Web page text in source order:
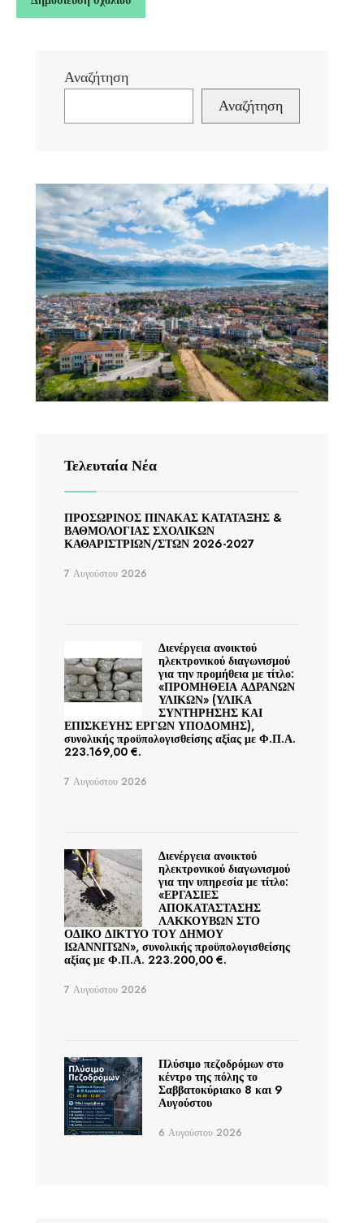
Αναζήτηση
Αναζήτηση
Τελευταία Νέα
ΠΡΟΣΩΡΙΝΟΣ ΠΙΝΑΚΑΣ ΚΑΤΑΤΑΞΗΣ &
ΒΑΘΜΟΛΟΓΙΑΣ ΣΧΟΛΙΚΩΝ
ΚΑΘΑΡΙΣΤΡΙΩΝ/ΣΤΩΝ 2026-2027
7 Αυγούστου 2026
Διενέργεια ανοικτού
ηλεκτρονικού διαγωνισμού
για την προμήθεια με τίτλο:
«ΠΡΟΜΗΘΕΙΑ ΑΔΡΑΝΩΝ
ΥΛΙΚΩΝ» (ΥΛΙΚΑ
ΣΥΝΤΗΡΗΣΗΣ ΚΑΙ
ΕΠΙΣΚΕΥΗΣ ΕΡΓΩΝ ΥΠΟΔΟΜΗΣ),
συνολικής προϋπολογισθείσης αξίας με Φ.Π.Α.
223.169,00 €.
7 Αυγούστου 2026
Διενέργεια ανοικτού
ηλεκτρονικού διαγωνισμού
για την υπηρεσία με τίτλο:
«ΕΡΓΑΣΙΕΣ
ΑΠΟΚΑΤΑΣΤΑΣΗΣ
ΛΑΚΚΟΥΒΩΝ ΣΤΟ
ΟΔΙΚΟ ΔΙΚΤΥΟ ΤΟΥ ΔΗΜΟΥ
ΙΩΑΝΝΙΤΩΝ», συνολικής προϋπολογισθείσης
αξίας με Φ.Π.Α. 223.200,00 €.
7 Αυγούστου 2026
Πλύσιμο πεζοδρόμων στο
κέντρο της πόλης το
Σαββατοκύριακο 8 και 9
Αυγούστου
6 Αυγούστου 2026